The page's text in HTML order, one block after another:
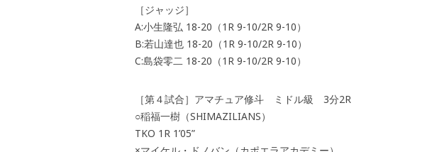
［ジャッジ］
A:小生隆弘 18-20（1R 9-10/2R 9-10）
B:若山達也 18-20（1R 9-10/2R 9-10）
C:島袋零二 18-20（1R 9-10/2R 9-10）
［第４試合］アマチュア修斗 ミドル級 3分2R
○稲福一樹（SHIMAZILIANS）
TKO 1R 1’05”